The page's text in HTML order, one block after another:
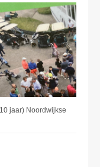
jaar) Noordwijkse